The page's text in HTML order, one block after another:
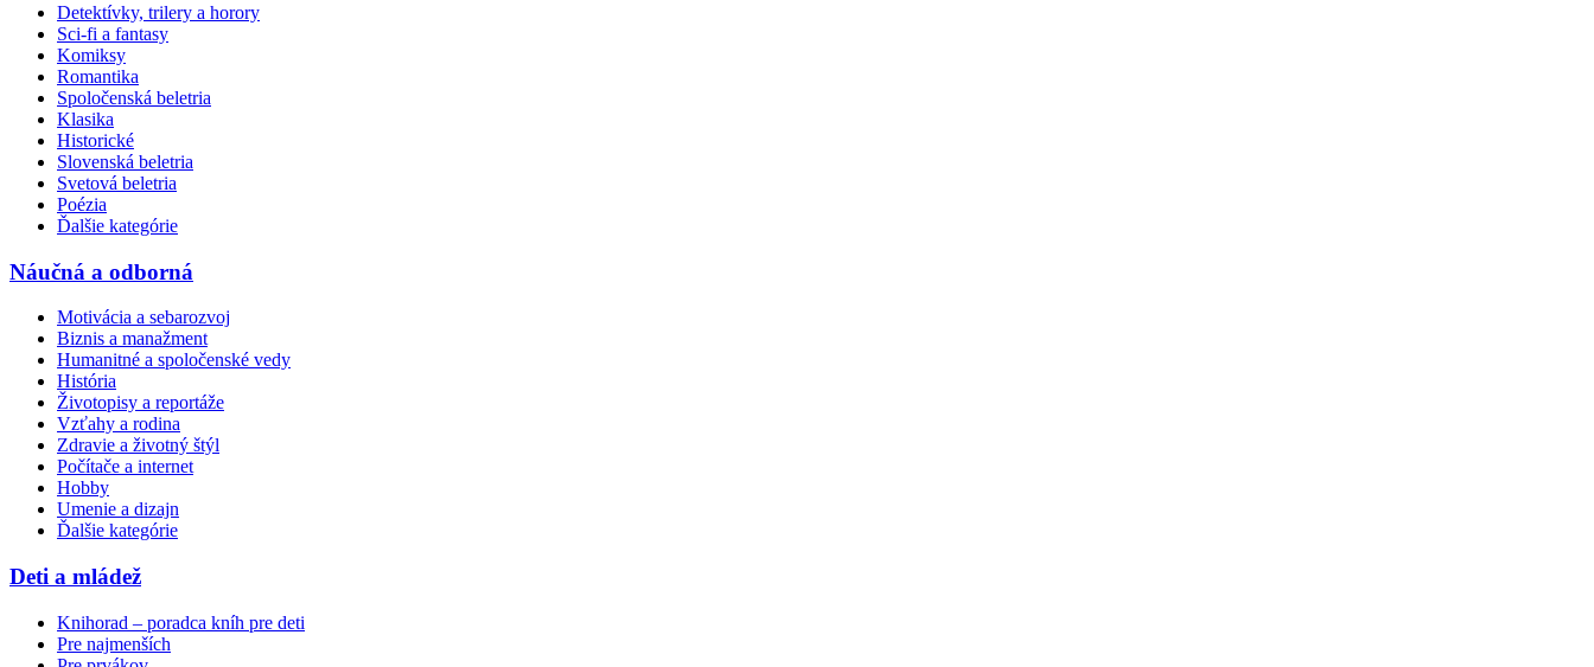
Detektívky, trilery a horory
Sci-fi a fantasy
Komiksy
Romantika
Spoločenská beletria
Klasika
Historické
Slovenská beletria
Svetová beletria
Poézia
Ďalšie kategórie
Náučná a odborná
Motivácia a sebarozvoj
Biznis a manažment
Humanitné a spoločenské vedy
História
Životopisy a reportáže
Vzťahy a rodina
Zdravie a životný štýl
Počítače a internet
Hobby
Umenie a dizajn
Ďalšie kategórie
Deti a mládež
Knihorad – poradca kníh pre deti
Pre najmenších